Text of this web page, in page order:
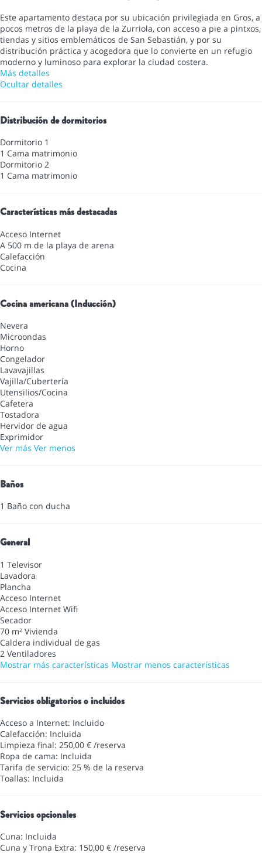
Este apartamento destaca por su ubicación privilegiada en Gros, a
pocos metros de la playa de la Zurriola, con acceso a pie a pintxos,
tiendas y sitios emblemáticos de San Sebastián, y por su
distribución práctica y acogedora que lo convierte en un refugio
moderno y luminoso para explorar la ciudad costera.
Más detalles
Ocultar detalles
Distribución de dormitorios
Dormitorio 1
1 Cama matrimonio
Dormitorio 2
1 Cama matrimonio
Características más destacadas
Acceso Internet
A 500 m de la playa de arena
Calefacción
Cocina
Cocina americana (Inducción)
Nevera
Microondas
Horno
Congelador
Lavavajillas
Vajilla/Cubertería
Utensilios/Cocina
Cafetera
Tostadora
Hervidor de agua
Exprimidor
Ver más Ver menos
Baños
1 Baño con ducha
General
1 Televisor
Lavadora
Plancha
Acceso Internet
Acceso Internet Wifi
Secador
70 m² Vivienda
Caldera individual de gas
2 Ventiladores
Mostrar más características Mostrar menos características
Servicios obligatorios o incluidos
Acceso a Internet: Incluido
Calefacción: Incluida
Limpieza final: 250,00 € /reserva
Ropa de cama: Incluida
Tarifa de servicio: 25 % de la reserva
Toallas: Incluida
Servicios opcionales
Cuna: Incluida
Cuna y Trona Extra: 150,00 € /reserva